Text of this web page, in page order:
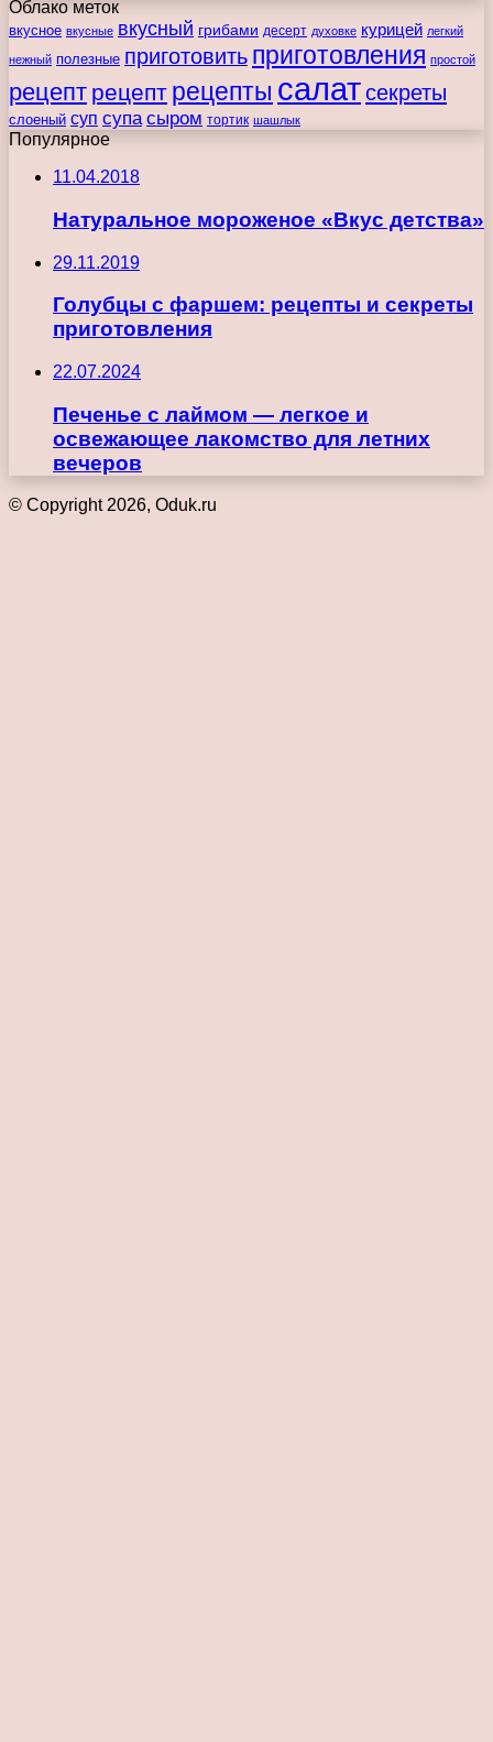
Облако меток
вкусное вкусные вкусный грибами десерт духовке курицей легкий
нежный полезные приготовить приготовления простой
рецепт рецепт рецепты салатсекреты
слоеный суп супа сыром тортик шашлык
Популярное
11.04.2018
Натуральное мороженое «Вкус детства»
29.11.2019
Голубцы с фаршем: рецепты и секреты
приготовления
22.07.2024
Печенье с лаймом — легкое и
освежающее лакомство для летних
вечеров
© Copyright 2026, Oduk.ru